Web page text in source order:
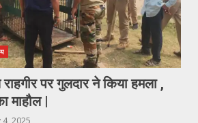
पर गुलदार ने किया हमला ,
माहौल |